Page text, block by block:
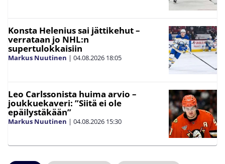
Konsta Helenius sai jättikehut –
verrataan jo NHL:n
supertulokkaisiin
Markus Nuutinen | 04.08.2026 18:05
Leo Carlssonista huima arvio –
joukkuekaveri: ”Siitä ei ole
epäilystäkään”
Markus Nuutinen | 04.08.2026 15:30